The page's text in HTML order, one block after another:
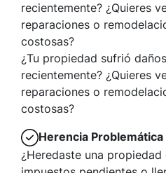
recientemente? ¿Quieres
reparaciones o
costosas?
¿Tu propiedad sufrió
recientemente? ¿Quieres
reparaciones o
costosas?
Herencia Problemática
¿Heredaste una